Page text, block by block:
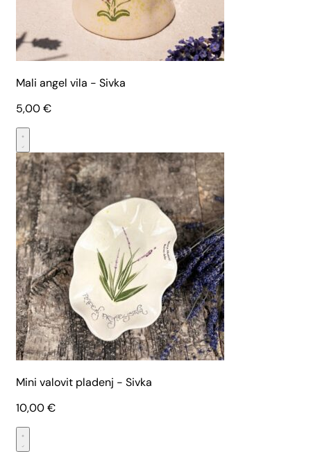
Mali angel vila - Sivka
5,00€
Mini valovit pladenj - Sivka
10,00€